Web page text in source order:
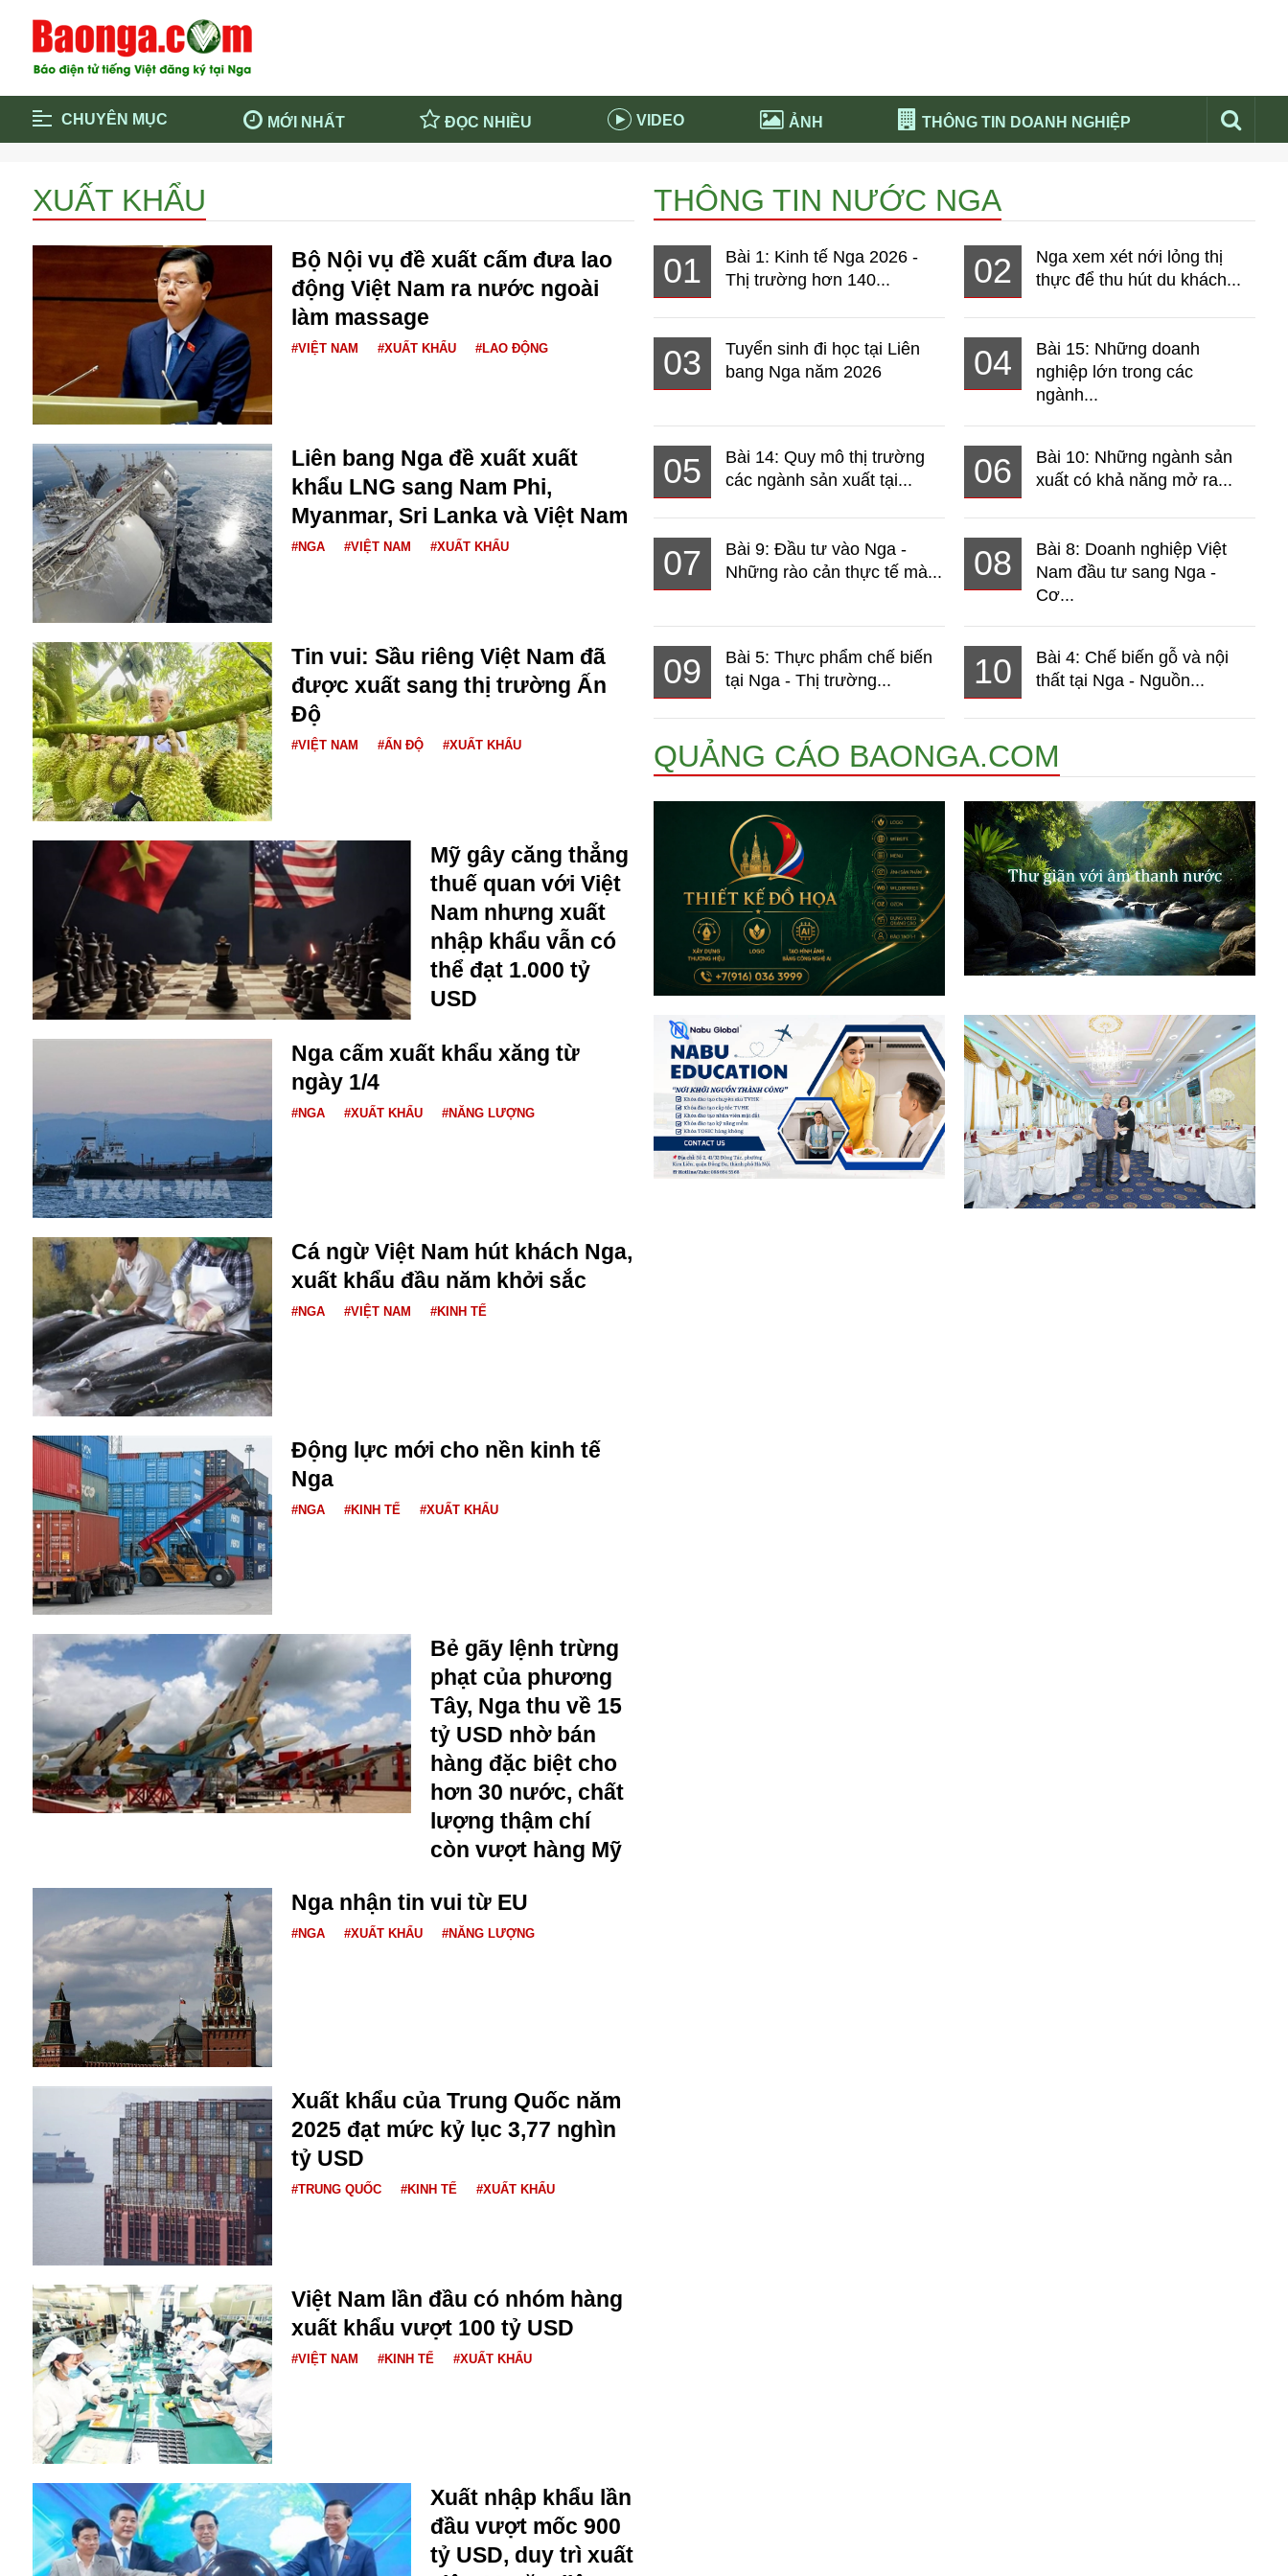
CHUYÊN MỤC MỚI NHẤT ĐỌC NHIỀU VIDEO ẢNH THÔNG TIN DOANH NGHIỆP
Trang chủ
Điểm tin chính
Thời sự
Nổi bật báo nga
Cuộc sống quanh ta
Khám phá nước Nga Tử vi hàng ngày
Phân tích thị trường Nga 2026
Chính trị Nga - Việt Nam Phân tích chính trị
An ninh
Anh
Australia
Amazon
Army Games
Alibaba
Angela Merkel
Aeroflot
ASEAN
Argentina
Ai
Azovstal
Bói toán
Bóng đá
Bill Gates
BĐS
Bí ẩn
Bitcoin
Báo Nga có gì?
Biển Đông
Barrack Obama
Bắc Kinh
Buôn bán ở Nga
Bộ Quốc phòng
Bác Hồ
Bộ Y tế
Blockchain
Bộ Ngoại giao
Bình Dương
Biển Đen
Boeing
Bình Định
Bulgaria
Bulagria
Chuyện hay
Chuyện lạ
Cuộc sống quanh ta
Casino
Chiến tranh thương mại
Chi hội phụ nữ TTTM Mátxcơva
Chính trị Nga
Chợ Vòm
Cảnh sát
Cấm bay
Cao tốc
Canada
XUẤT KHẨU
Bộ Nội vụ đề xuất cấm đưa lao
động Việt Nam ra nước ngoài
làm massage
#VIỆT NAM #XUẤT KHẨU #LAO ĐỘNG
Liên bang Nga đề xuất xuất
khẩu LNG sang Nam Phi,
Myanmar, Sri Lanka và Việt Nam
#NGA #VIỆT NAM #XUẤT KHẨU
Tin vui: Sầu riêng Việt Nam đã
được xuất sang thị trường Ấn
Độ
#VIỆT NAM #ẤN ĐỘ #XUẤT KHẨU
Mỹ gây căng thẳng
thuế quan với Việt
Nam nhưng xuất
nhập khẩu vẫn có
thể đạt 1.000 tỷ
USD
Nga cấm xuất khẩu xăng từ
ngày 1/4
#NGA #XUẤT KHẨU #NĂNG LƯỢNG
Cá ngừ Việt Nam hút khách Nga,
xuất khẩu đầu năm khởi sắc
#NGA #VIỆT NAM #KINH TẾ
Động lực mới cho nền kinh tế
Nga
#NGA #KINH TẾ #XUẤT KHẨU
Bẻ gãy lệnh trừng
phạt của phương
Tây, Nga thu về 15
tỷ USD nhờ bán
hàng đặc biệt cho
hơn 30 nước, chất
lượng thậm chí
còn vượt hàng Mỹ
Nga nhận tin vui từ EU
#NGA #XUẤT KHẨU #NĂNG LƯỢNG
Xuất khẩu của Trung Quốc năm
2025 đạt mức kỷ lục 3,77 nghìn
tỷ USD
#TRUNG QUỐC #KINH TẾ #XUẤT KHẨU
Việt Nam lần đầu có nhóm hàng
xuất khẩu vượt 100 tỷ USD
#VIỆT NAM #KINH TẾ #XUẤT KHẨU
Xuất nhập khẩu lần
đầu vượt mốc 900
tỷ USD, duy trì xuất
THÔNG TIN NƯỚC NGA
01
Bài 1: Kinh tế Nga 2026 -
Thị trường hơn 140...
02
Nga xem xét nới lỏng thị
thực để thu hút du khách...
03
Tuyển sinh đi học tại Liên
bang Nga năm 2026
04
Bài 15: Những doanh
nghiệp lớn trong các
ngành...
05
Bài 14: Quy mô thị trường
các ngành sản xuất tại...
06
Bài 10: Những ngành sản
xuất có khả năng mở ra...
07
Bài 9: Đầu tư vào Nga -
Những rào cản thực tế mà...
08
Bài 8: Doanh nghiệp Việt
Nam đầu tư sang Nga -
Cơ...
09
Bài 5: Thực phẩm chế biến
tại Nga - Thị trường...
10
Bài 4: Chế biến gỗ và nội
thất tại Nga - Nguồn...
QUẢNG CÁO BAONGA.COM